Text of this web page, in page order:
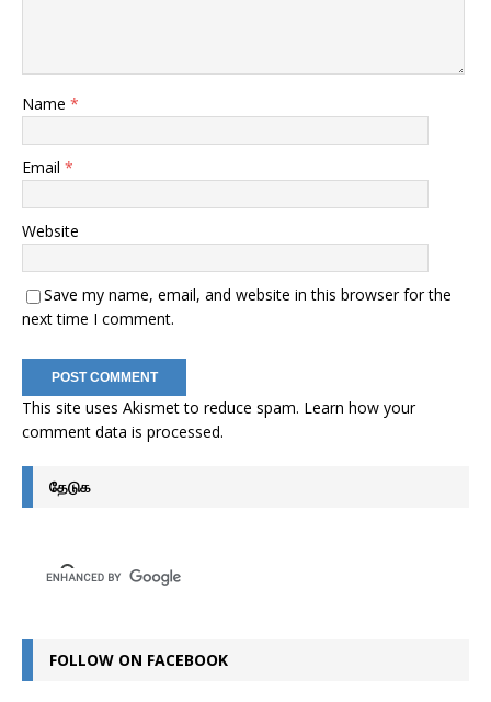
Name *
Email *
Website
Save my name, email, and website in this browser for the
next time I comment.
This site uses Akismet to reduce spam. Learn how your
comment data is processed.
தேடுக
FOLLOW ON FACEBOOK